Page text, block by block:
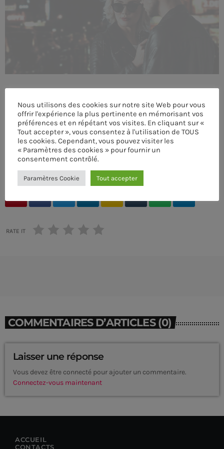
MEMBRES DE L’ÉQUIPE
TEAM
PRIVACY POLICY
CUSTOM PLAYER
RALIEZOT 92
ÉCRIT PAR:ADMIN
RATE IT
COMMENTAIRES D’ARTICLES (0)
Laisser une réponse
Vous devez être connecté pour ajouter un commentaire.
Connectez-vous maintenant
ACCUEIL
CONTACTS
Nous utilisons des cookies sur notre site Web pour vous
offrir l'expérience la plus pertinente en mémorisant vos
préférences et en répétant vos visites. En cliquant sur «
Tout accepter », vous consentez à l'utilisation de TOUS
les cookies. Cependant, vous pouvez visiter les
« Paramètres des cookies » pour fournir un
consentement contrôlé.
Paramètres Cookie Tout accepter